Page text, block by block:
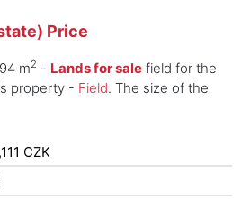
Price
m2 - Lands for sale field for the
property - Field. The size of the
CZK